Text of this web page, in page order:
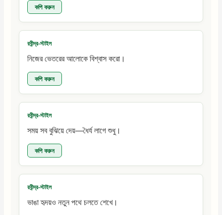
কপি করুন
রবীন্দ্র-স্টাইল
নিজের ভেতরের আলোকে বিশ্বাস করো।
কপি করুন
রবীন্দ্র-স্টাইল
সময় সব বুঝিয়ে দেয়—ধৈর্য লাগে শুধু।
কপি করুন
রবীন্দ্র-স্টাইল
ভাঙা হৃদয়ও নতুন পথে চলতে শেখে।